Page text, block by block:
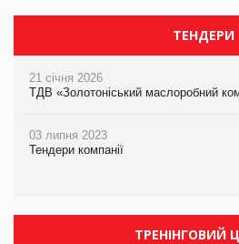
ТЕНДЕРИ
21 січня 2026
ТДВ «Золотоніський маслоробний
03 липня 2023
Тендери компанії
ТРЕНІНГОВИЙ